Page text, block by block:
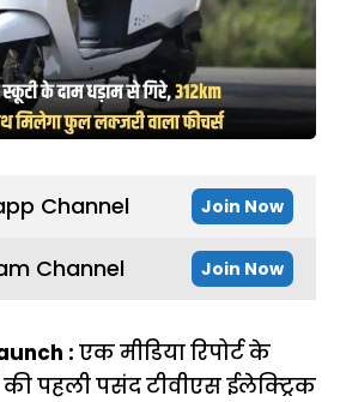
Channel Join Now
Channel Join Now
: एक मीडिया रिपोर्ट के
पहली पसंद टीवीएस ईलेक्ट्रिक